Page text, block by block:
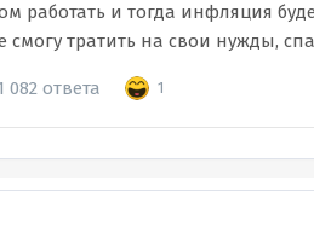
работать и тогда инфляция
смогу тратить на свои нужды,
082 ответа 1